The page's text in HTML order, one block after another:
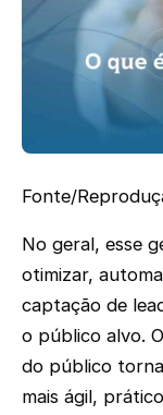
Fonte/
No geral, esse
otimizar,
captação de
o público alvo.
do público
mais ágil,